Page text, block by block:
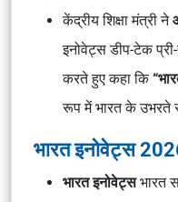
केंद्रीय शिक्षा मंत्री ने
इनोवेट्स डीप-टेक
करते हुए कहा कि
रूप में भारत के उभरते
भारत इनोवेट्स
भारत इनोवेट्सभारत